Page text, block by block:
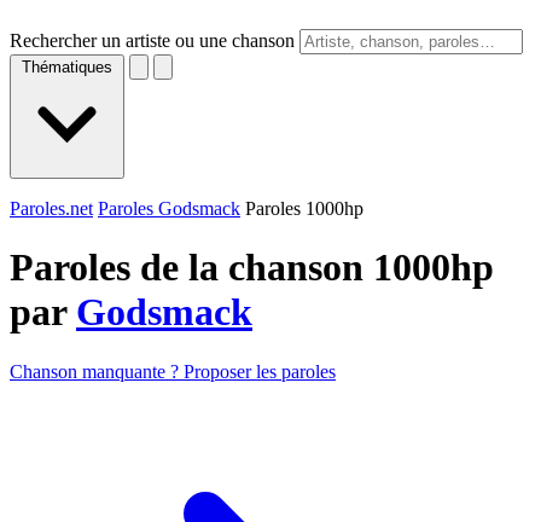
Rechercher un artiste ou une chanson
Thématiques
Paroles.net Paroles Godsmack Paroles 1000hp
Paroles de la chanson 1000hp
par Godsmack
Chanson manquante ? Proposer les paroles